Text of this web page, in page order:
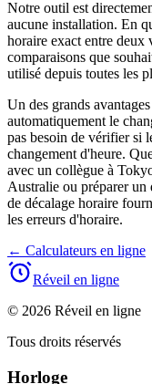
Notre outil est
aucune installation. En
horaire exact entre deux
comparaisons que
utilisé depuis toutes les
Un des grands
automatiquement le
pas besoin de vérifier si
changement d'heure.
avec un collègue à
Australie ou préparer un
de décalage horaire
les erreurs d'horaire.
← Calculateurs en ligne
Réveil en ligne
© 2026 Réveil en ligne
Tous droits réservés
Horloge